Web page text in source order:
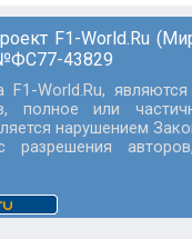
F1-World.Ru
43829
World.Ru,
полное или
нарушением
разрешения